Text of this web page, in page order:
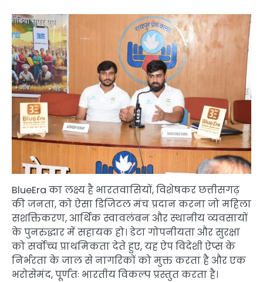
BlueEra का लक्ष्य है भारतवासियों, विशेषकर छत्तीसगढ़
की जनता, को ऐसा डिजिटल मंच प्रदान करना जो महिला
सशक्तिकरण, आर्थिक स्वावलंबन और स्थानीय व्यवसायों
के पुनरुद्धार में सहायक हो। डेटा गोपनीयता और सुरक्षा
को सर्वोच्च प्राथमिकता देते हुए, यह ऐप विदेशी ऐप्स के
निर्भरता के जाल से नागरिकों को मुक्त करता है और एक
भरोसेमंद, पूर्णतः भारतीय विकल्प प्रस्तुत करता है।